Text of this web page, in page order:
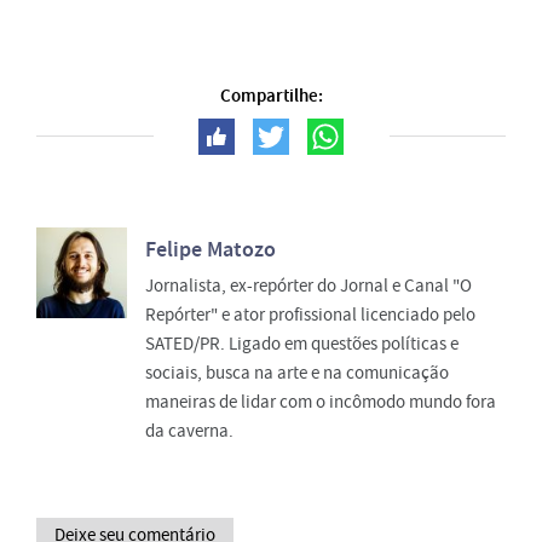
Compartilhe:
Felipe Matozo
Jornalista, ex-repórter do Jornal e Canal "O
Repórter" e ator profissional licenciado pelo
SATED/PR. Ligado em questões políticas e
sociais, busca na arte e na comunicação
maneiras de lidar com o incômodo mundo fora
da caverna.
Deixe seu comentário